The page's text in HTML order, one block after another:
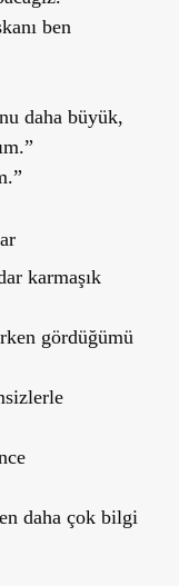
ben
daha büyük,
karmaşık
gördüğümü
daha çok bilgi